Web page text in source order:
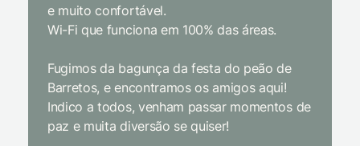
e muito confortável.
Wi-Fi que funciona em 100% das áreas.
Fugimos da bagunça da festa do peão de
Barretos, e encontramos os amigos aqui!
Indico a todos, venham passar momentos de
paz e muita diversão se quiser!